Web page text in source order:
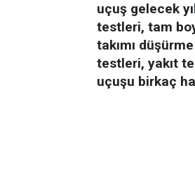
uçuş gelecek
testleri, tam
takımı
testleri, yakıt
uçuşu birkaç